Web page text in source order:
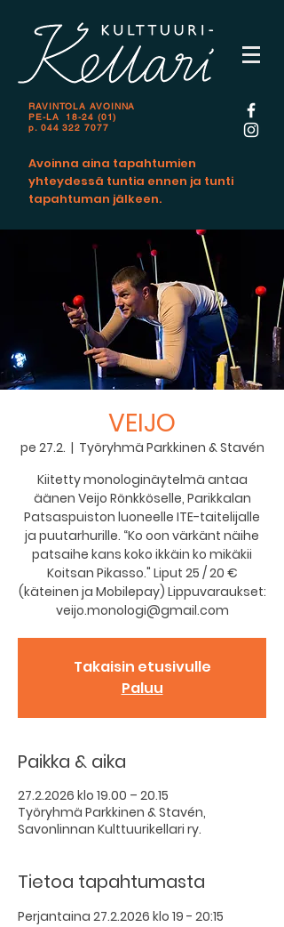
RAVINTOLA AVOINNA
PE-LA 18-24 (01)
p. 044 322 7077
Avoinna aina tapahtumien
yhteydessä tuntia ennen ja tunti
tapahtuman jälkeen.
VEIJO
pe 27.2.
  |
Työryhmä Parkkinen & Stavén
Kiitetty monologinäytelmä antaa
äänen Veijo Rönkköselle, Parikkalan
Patsaspuiston luoneelle ITE-taitelijalle
ja puutarhurille. “Ko oon värkänt näihe
patsaihe kans koko ikkäin ko mikäkii
Koitsan Pikasso." Liput 25 / 20 €
(käteinen ja Mobilepay) Lippuvaraukset:
veijo.monologi@gmail.com
Takaisin etusivulle
Paluu
Paikka & aika
27.2.2026 klo 19.00 – 20.15
Työryhmä Parkkinen & Stavén,
Savonlinnan Kulttuurikellari ry.
Tietoa tapahtumasta
Perjantaina 27.2.2026 klo 19 - 20:15